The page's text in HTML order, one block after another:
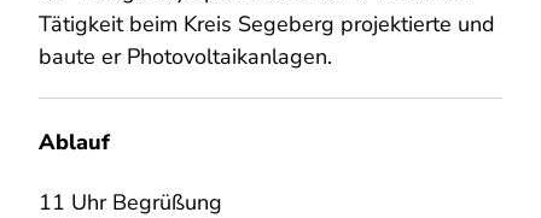
Tätigkeit beim Kreis Segeberg projektierte und
baute er Photovoltaikanlagen.
Ablauf
11 Uhr Begrüßung